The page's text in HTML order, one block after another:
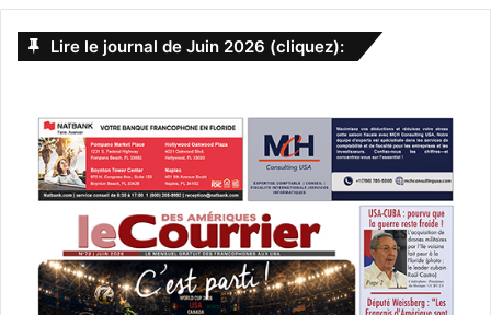
url= »https://youtu.be/UrHIduCcdA0″]
Faith, Hope & Love
Faith, récemment divorcée, participe à un concours pour
Lire le journal de Juin 2026 (cliquez):